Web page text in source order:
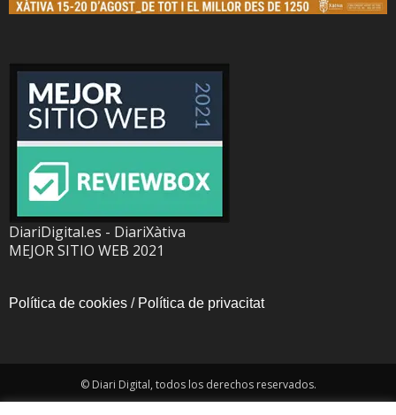
DiariDigital.es - DiariXàtiva
MEJOR SITIO WEB 2021
Política de cookies / Política de privacitat
© Diari Digital, todos los derechos reservados.